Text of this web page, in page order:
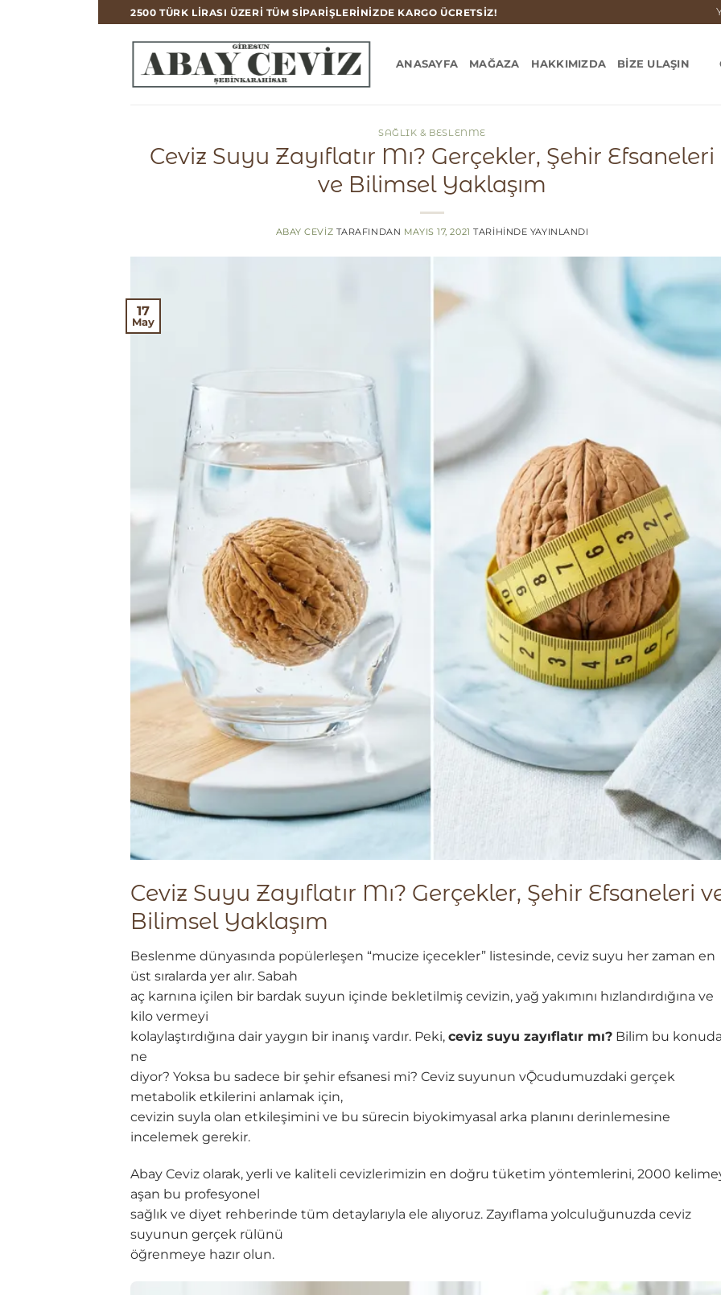
İçeriğe
atla
2500 TÜRK LIRASI ÜZERI TÜM SIPARIŞLERINIZDE KARGO ÜCRETSIZ!
ANASAYFA MAĞAZA HAKKIMIZDA BIZE ULAŞIN
SAĞLIK & BESLENME
Ceviz Suyu Zayıflatır Mı? Gerçekler, Şehir Efsaneleri
ve Bilimsel Yaklaşım
ABAY CEVIZ TARAFINDAN MAYIS 17, 2021 TARIHINDE YAYINLANDI
17
May
Ceviz Suyu Zayıflatır Mı? Gerçekler, Şehir Efsaneleri
Bilimsel Yaklaşım
Beslenme dünyasında popülerleşen “mucize içecekler” listesinde, ceviz suyu her zaman en
üst sıralarda yer alır. Sabah
aç karnına içilen bir bardak suyun içinde bekletilmiş cevizin, yağ yakımını hızlandırdığına ve
kilo vermeyi
kolaylaştırdığına dair yaygın bir inanış vardır. Peki, ceviz suyu zayıflatır mı? Bilim bu
ne
diyor? Yoksa bu sadece bir şehir efsanesi mi? Ceviz suyunun vǬcudumuzdaki gerçek
metabolik etkilerini anlamak için,
cevizin suyla olan etkileşimini ve bu sürecin biyokimyasal arka planını derinlemesine
incelemek gerekir.
Abay Ceviz olarak, yerli ve kaliteli cevizlerimizin en doğru tüketim yöntemlerini, 2000
aşan bu profesyonel
sağlık ve diyet rehberinde tüm detaylarıyla ele alıyoruz. Zayıflama yolculuğunuzda ceviz
suyunun gerçek rülünü
öğrenmeye hazır olun.